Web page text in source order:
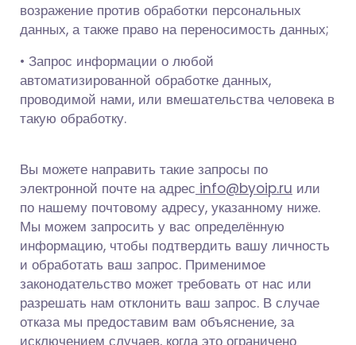
возражение против обработки персональных
данных, а также право на переносимость данных;
• Запрос информации о любой
автоматизированной обработке данных,
проводимой нами, или вмешательства человека в
такую обработку.
Вы можете направить такие запросы по
электронной почте на адрес info@byoip.ru или
по нашему почтовому адресу, указанному ниже.
Мы можем запросить у вас определённую
информацию, чтобы подтвердить вашу личность
и обработать ваш запрос. Применимое
законодательство может требовать от нас или
разрешать нам отклонить ваш запрос. В случае
отказа мы предоставим вам объяснение, за
исключением случаев, когда это ограничено